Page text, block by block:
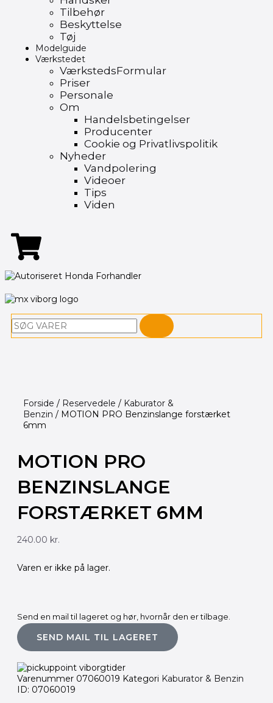
Tilbehør
Beskyttelse
Tøj
Modelguide
Værkstedet
VærkstedsFormular
Priser
Personale
Om
Handelsbetingelser
Producenter
Cookie og Privatlivspolitik
Nyheder
Vandpolering
Videoer
Tips
Viden
Søg
Forside / Reservedele / Kaburator &
Benzin / MOTION PRO Benzinslange forstærket
6mm
MOTION PRO
BENZINSLANGE
FORSTÆRKET 6MM
240.00 kr.
Varen er ikke på lager.
Send en mail til lageret og hør, hvornår den er tilbage.
SEND MAIL TIL LAGERET
Varenummer 07060019 Kategori Kaburator & Benzin
ID: 07060019